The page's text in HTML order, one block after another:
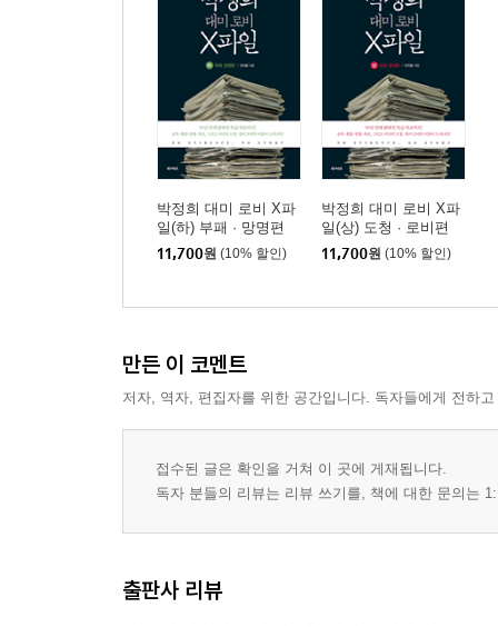
01 구멍 뚫린 해외부동산 관리 / 401
02 맨해튼에 콘도 없으면 재벌도 아니다 / 412
03 하와이 별장에 목매단 한국 상류층 / 427
04 LA에 뿌려진 검은 돈 / 437
제9부 공개정보로 드러난 비밀 / 447
02 신한은행, 내 계좌에 100조 원 / 464
03 대한항공, 화물기로 미군 군수물자 직접 수송 /
박정희 대미 로비 X파
일(하) 부패 · 망명편
11,700원 (10% 할인)
박정희 대미 로비 X파
일(상) 도청 · 로비편
11,700원 (10% 할인)
만든 이 코멘트
저자, 역자, 편집자를 위한 공간입니다. 독자들에게 전하
접수된 글은 확인을 거쳐 이 곳에 게재됩니다.
독자 분들의 리뷰는 리뷰 쓰기를, 책에 대한 문의는
출판사 리뷰